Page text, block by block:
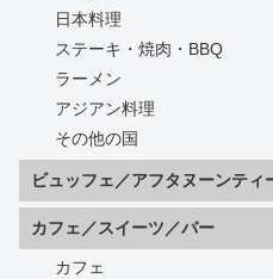
日本料理
ステーキ・焼肉・BBQ
ラーメン
アジアン料理
その他の国
ビュッフェ／アフタヌーンティ
カフェ／スイーツ／バー
カフェ